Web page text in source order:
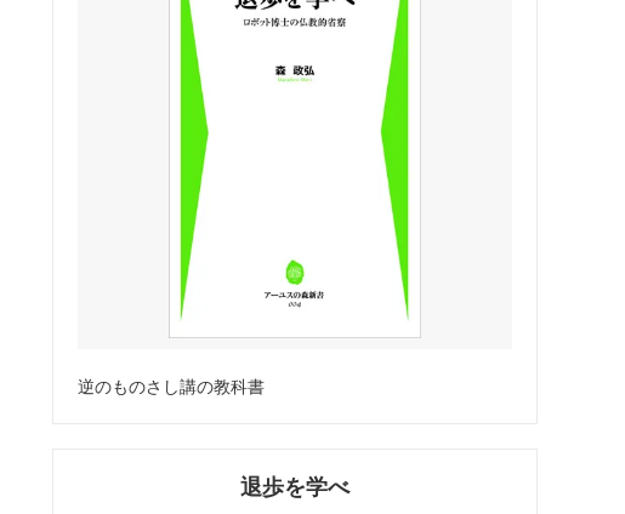
逆のものさし講の教科書
退歩を学べ